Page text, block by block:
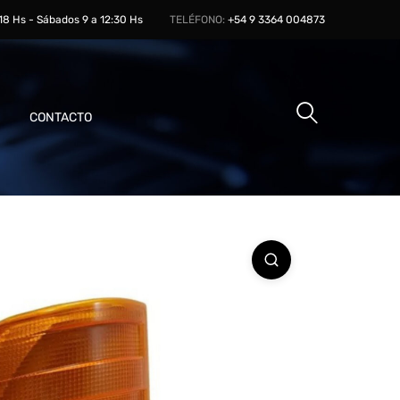
Hs - Sábados 9 a 12:30 Hs TELÉFONO: +54 9 3364 004873
CONTACTO